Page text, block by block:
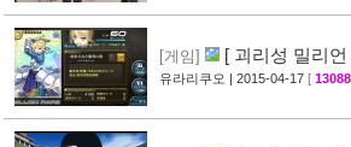
[게임]
[ 괴리성 밀리언
나이트' 제휴 이벤트 정
유라리쿠오 | 2015-04-17 [ 13088